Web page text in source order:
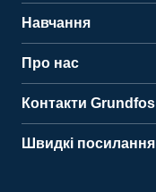
Навчання
Про нас
Контакти Grundfos
Швидкі посилання